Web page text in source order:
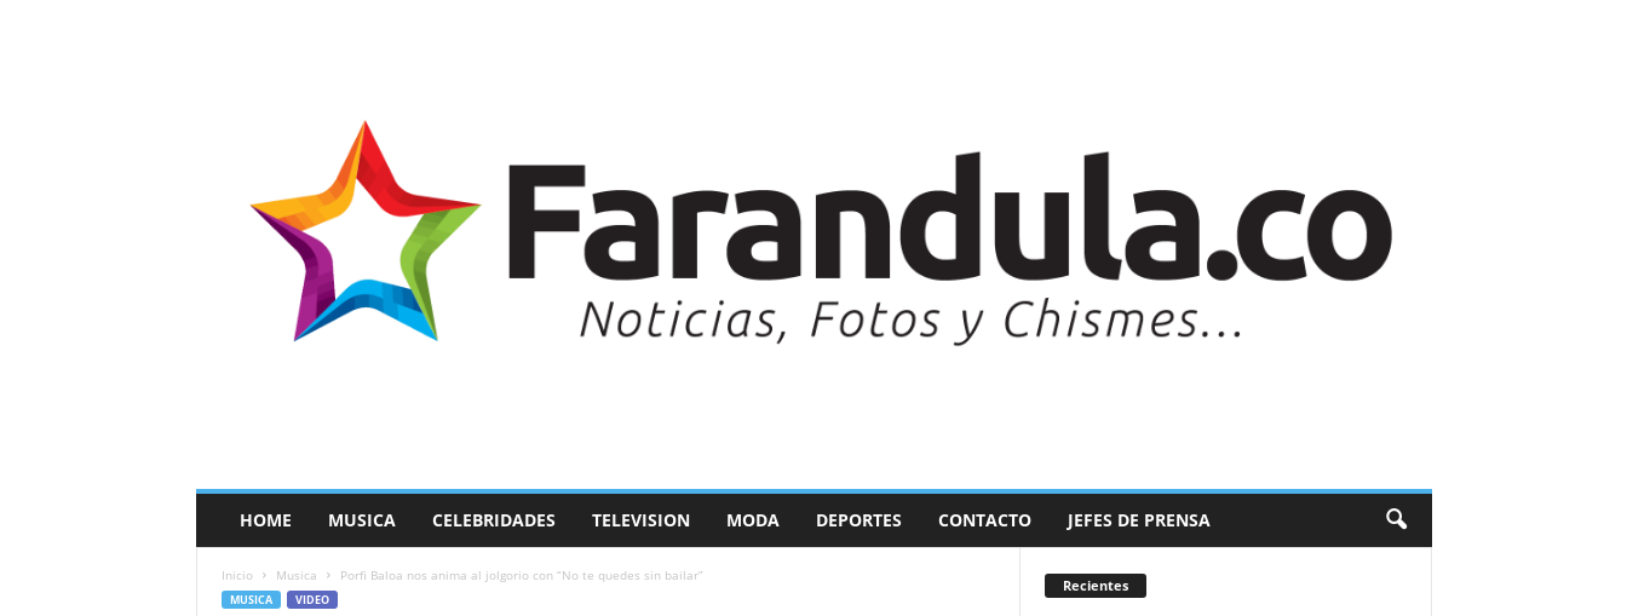
a
HOME MUSICA CELEBRIDADES TELEVISION MODA DEPORTES CONTACTO JEFES DE PRENSA
Inicio Musica Porfi Baloa nos anima al jolgorio con “No te quedes sin bailar”
MUSICA VIDEO
Recientes